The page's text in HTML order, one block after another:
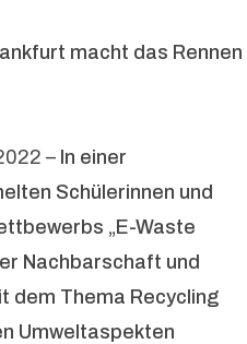
macht das Rennen
– In einer
Schülerinnen und
„E-Waste
Nachbarschaft und
dem Thema Recycling
Umweltaspekten